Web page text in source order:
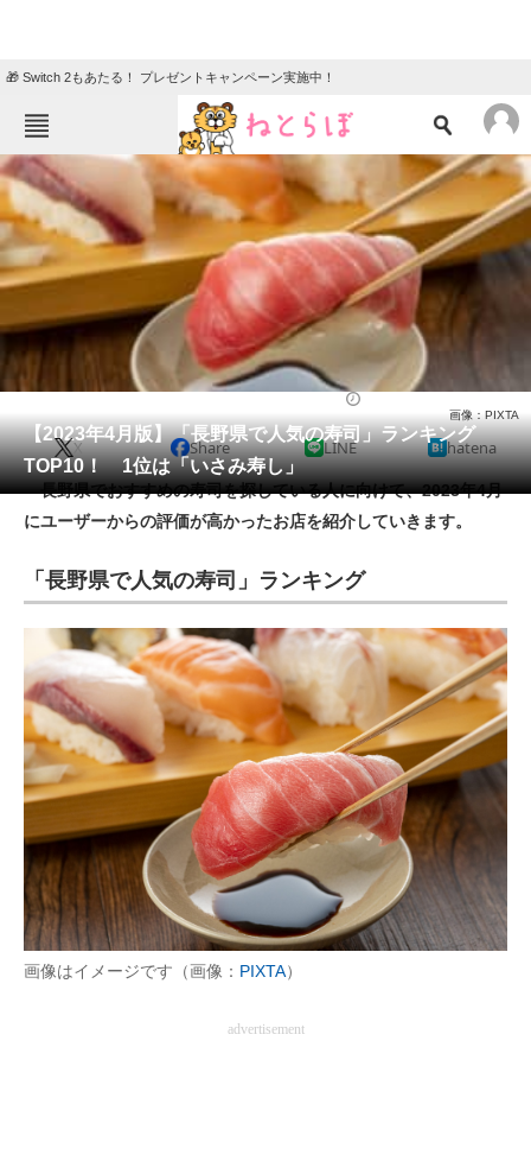
🎁 Switch 2もあたる！ プレゼントキャンペーン実施中！
ねとらぼメニュー
TOP ニュース
エンタメ クイズ
グルメ 地域
住まい 教育・育児
動物 リサーチ
会員記事
メディア
注目記事を集めた総合ページ
ITの今と未来を見通す
スマホと通信の最新トレンド
進化するPCとデバイスの未来
好きが集まる 比べて選べる
ビジネスと働き方のヒント
AI活用のいまが分かる
企業ITのトレンドを詳説
経営リーダーのコミュニティ
【2023年4月版】「長野県で人気の寿司」ランキング
TOP10！ 1位は「いさみ寿し」
画像：PIXTA
X Share LINE hatena
長野県でおすすめの寿司を探している人に向けて、2023年4月
にユーザーからの評価が高かったお店を紹介していきます。
「長野県で人気の寿司」ランキング
画像はイメージです（画像： PIXTA）
advertisement